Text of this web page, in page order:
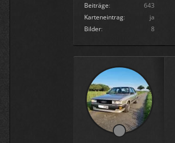
Beiträge
643
Karteneintrag
ja
Bilder
8